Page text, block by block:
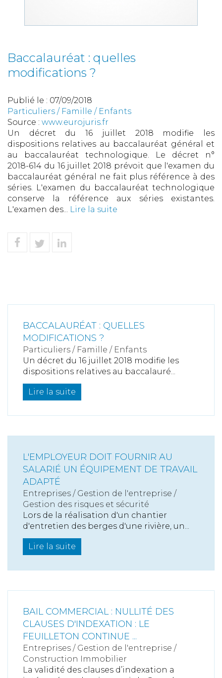
Baccalauréat : quelles
modifications ?
Publié le : 07/09/2018
Particuliers / Famille / Enfants
Source : www.eurojuris.fr
Un décret du 16 juillet 2018 modifie les
dispositions relatives au baccalauréat général et
au baccalauréat technologique. Le décret n°
2018-614 du 16 juillet 2018 prévoit que l'examen du
baccalauréat général ne fait plus référence à des
séries. L'examen du baccalauréat technologique
conserve la référence aux séries existantes.
L'examen des... Lire la suite
BACCALAURÉAT : QUELLES
MODIFICATIONS ?
Particuliers / Famille / Enfants
Un décret du 16 juillet 2018 modifie les
dispositions relatives au baccalauré...
Lire la suite
L'EMPLOYEUR DOIT FOURNIR AU
SALARIÉ UN ÉQUIPEMENT DE TRAVAIL
ADAPTÉ
Entreprises / Gestion de l'entreprise /
Gestion des risques et sécurité
Lors de la réalisation d'un chantier
d'entretien des berges d'une rivière, un...
Lire la suite
BAIL COMMERCIAL : NULLITÉ DES
CLAUSES D'INDEXATION : LE
FEUILLETON CONTINUE ...
Entreprises / Gestion de l'entreprise /
Construction Immobilier
La validité des clauses d’indexation a